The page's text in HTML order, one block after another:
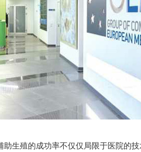
生殖的成功率不仅仅局限于医院的技